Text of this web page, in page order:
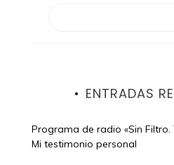
ENTRADAS
Programa de radio «Sin
Mi testimonio personal